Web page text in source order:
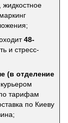
жидкостное
48-
и стресс-
(в отделение
тарифам
по Киеву